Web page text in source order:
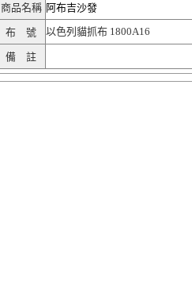
商品名稱 阿布吉沙發
布 號 以色列貓抓布 1800A16
備 註